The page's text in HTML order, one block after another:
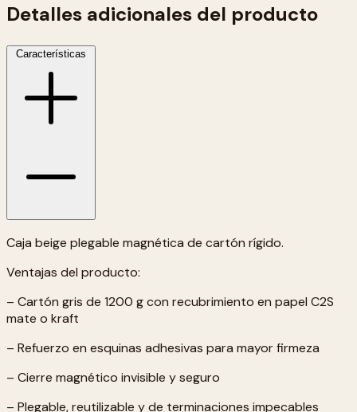
Detalles adicionales del producto
Características
Caja beige plegable magnética de cartón rígido.
Ventajas del producto:
– Cartón gris de 1200 g con recubrimiento en papel C2S
mate o kraft
– Refuerzo en esquinas adhesivas para mayor firmeza
– Cierre magnético invisible y seguro
– Plegable, reutilizable y de terminaciones impecables